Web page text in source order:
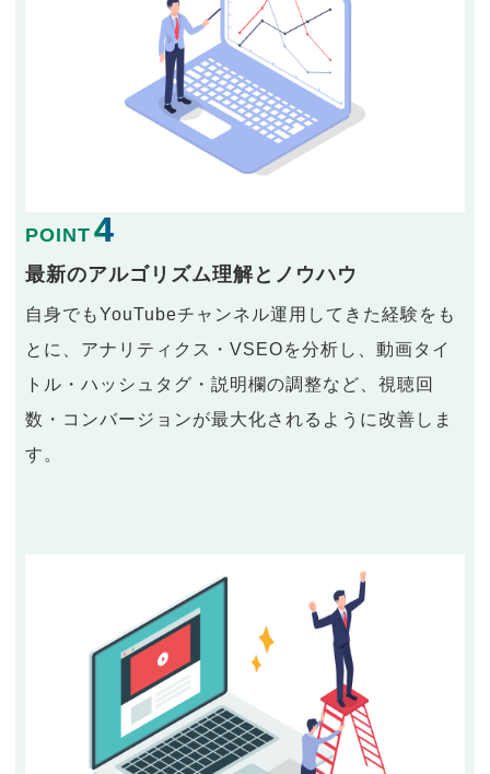
POINT 4
最新のアルゴリズム理解とノウハウ
自身でもYouTubeチャンネル運用してきた経験をも
とに、アナリティクス・VSEOを分析し、動画タイ
トル・ハッシュタグ・説明欄の調整など、視聴回
数・コンバージョンが最大化されるように改善しま
す。